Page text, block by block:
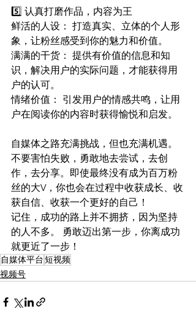
5️⃣ 认真打磨作品，内容为王
鲜活的人设： 打造真实、立体的个人形
象，让粉丝感受到你的魅力和价值。
满满的干货： 提供有价值的信息和知
识，解决用户的实际问题，才能获得用
户的认可。
情绪价值： 引发用户的情感共鸣，让用
户在阅读你的内容时获得愉悦和启发。
自媒体之路充满挑战，但也充满机遇。
不要害怕失败，勇敢地去尝试，去创
作，去分享。即使最终没有成为百万粉
丝的大V，你也会在过程中收获成长、收
获自信、收获一个更好的自己！
记住，成功的路上并不拥挤，因为坚持
的人不多。 勇敢迈出第一步，你离成功
就更近了一步！
自媒体平台短视频
视频号